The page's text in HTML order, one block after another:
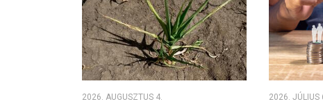
2026. AUGUSZTUS 4. 2026. JÚLIUS